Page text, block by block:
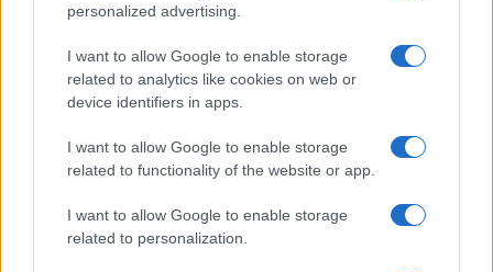
personalized advertising.
I want to allow Google to enable storage
related to analytics like cookies on web or
device identifiers in apps.
I want to allow Google to enable storage
related to functionality of the website or app.
I want to allow Google to enable storage
related to personalization.
silnikiem ECO-G, czyli ze 100-konną benzyną 1.0
z LPG.To gwarancja potencjalnie taniej jazdy (choć
ceny gazu pozostają niewiadomą), aczkolwiek
okupionej przeciętną dynamiką. Drugą opcją, którą
brałbym pod uwagę, jest wersja 1.2 TCe 130 KM, ale w